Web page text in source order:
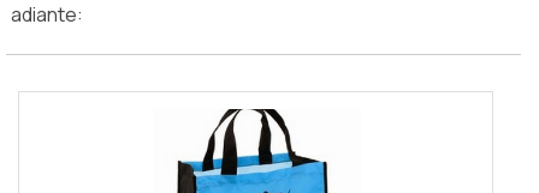
adiante: